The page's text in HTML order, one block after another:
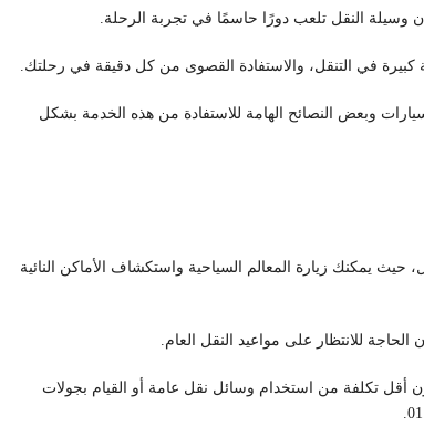
وسيلة النقل تلعب دورًا حاسمًا في تجربة الرحلة.
كبيرة في التنقل، والاستفادة القصوى من كل دقيقة في رحلتك.
وبعض النصائح الهامة للاستفادة من هذه الخدمة بشكل
حيث يمكنك زيارة المعالم السياحية واستكشاف الأماكن النائية
للانتظار على مواعيد النقل العام.
أقل تكلفة من استخدام وسائل نقل عامة أو القيام بجولات